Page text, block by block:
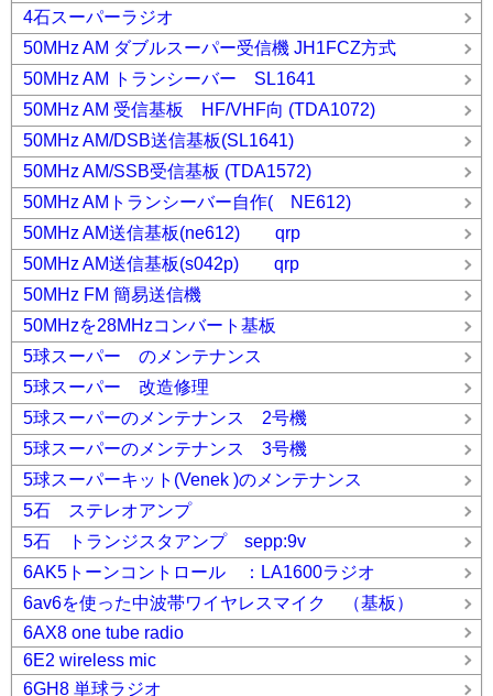
4石スーパーラジオ
50MHz AM ダブルスーパー受信機 JH1FCZ方式
50MHz AM トランシーバー SL1641
50MHz AM 受信基板 HF/VHF向 (TDA1072)
50MHz AM/DSB送信基板(SL1641)
50MHz AM/SSB受信基板 (TDA1572)
50MHz AMトランシーバー自作( NE612)
50MHz AM送信基板(ne612) qrp
50MHz AM送信基板(s042p) qrp
50MHz FM 簡易送信機
50MHzを28MHzコンバート基板
5球スーパー のメンテナンス
5球スーパー 改造修理
5球スーパーのメンテナンス 2号機
5球スーパーのメンテナンス 3号機
5球スーパーキット(Venek )のメンテナンス
5石 ステレオアンプ
5石 トランジスタアンプ sepp:9v
6AK5トーンコントロール ：LA1600ラジオ
6av6を使った中波帯ワイヤレスマイク （基板）
6AX8 one tube radio
6E2 wireless mic
6GH8 単球ラジオ